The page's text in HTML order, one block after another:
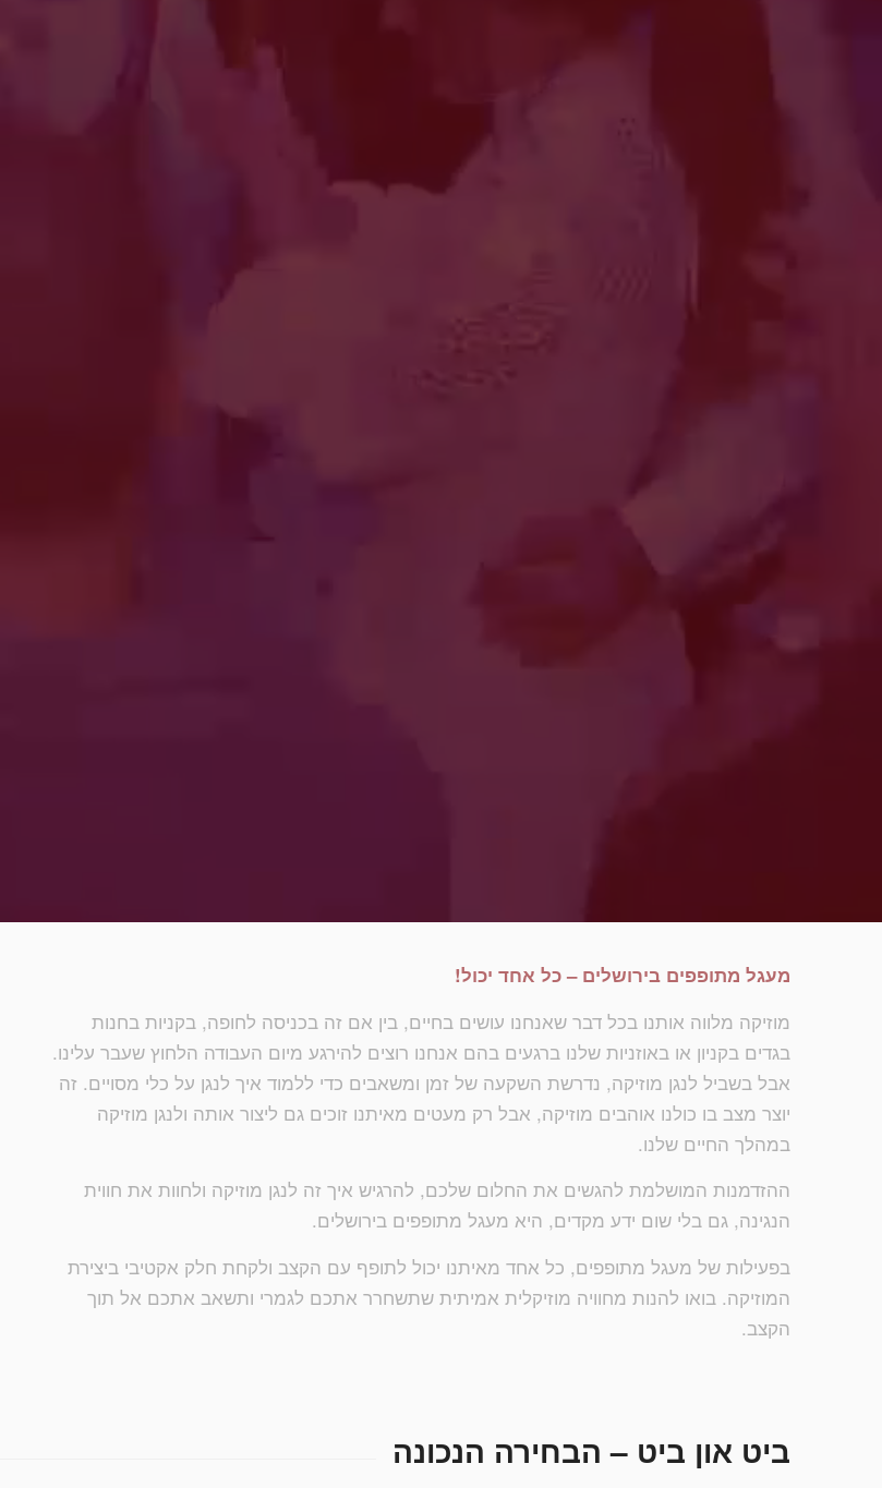
מעגל מתופפים בירושלים – כל אחד יכול!
מוזיקה מלווה אותנו בכל דבר שאנחנו עושים בחיים, בין אם זה בכניסה לחופה, בקניות בחנות
בגדים בקניון או באוזניות שלנו ברגעים בהם אנחנו רוצים להירגע מיום העבודה הלחוץ שעבר עלינו.
אבל בשביל לנגן מוזיקה, נדרשת השקעה של זמן ומשאבים כדי ללמוד איך לנגן על כלי מסויים. זה
יוצר מצב בו כולנו אוהבים מוזיקה, אבל רק מעטים מאיתנו זוכים גם ליצור אותה ולנגן מוזיקה
במהלך החיים שלנו.
ההזדמנות המושלמת להגשים את החלום שלכם, להרגיש איך זה לנגן מוזיקה ולחוות את חווית
הנגינה, גם בלי שום ידע מקדים, היא מעגל מתופפים בירושלים.
בפעילות של מעגל מתופפים, כל אחד מאיתנו יכול לתופף עם הקצב ולקחת חלק אקטיבי ביצירת
המוזיקה. בואו להנות מחוויה מוזיקלית אמיתית שתשחרר אתכם לגמרי ותשאב אתכם אל תוך
הקצב.
ביט און ביט – הבחירה הנכונה